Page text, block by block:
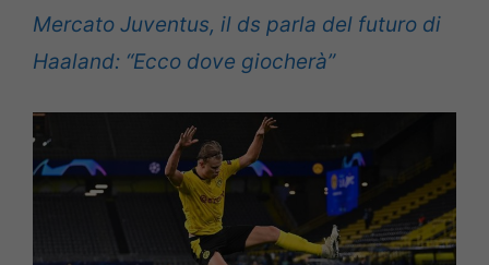
Mercato Juventus, il ds parla del futuro di
Haaland: “Ecco dove giocherà”